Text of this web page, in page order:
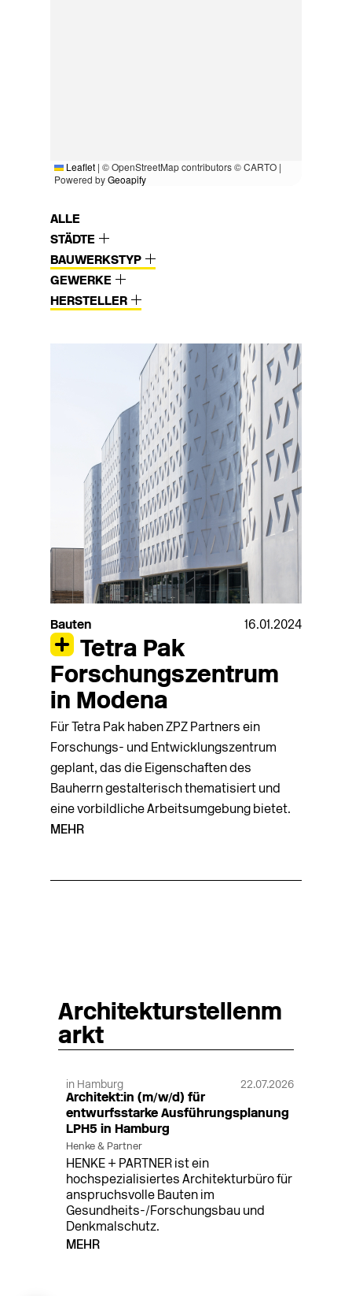
Leaflet | © OpenStreetMap contributors © CARTO |
Powered byGeoapify
ALLE
STÄDTE
BAUWERKSTYP
GEWERKE
HERSTELLER
Bauten 16.01.2024
Tetra Pak
Forschungszentrum
in Modena
Für Tetra Pak haben ZPZ Partners ein
Forschungs- und Entwicklungszentrum
geplant, das die Eigenschaften des
Bauherrn gestalterisch thematisiert und
eine vorbildliche Arbeitsumgebung bietet.
MEHR
Architekturstellenm
arkt
in Hamburg 22.07.2026
Architekt:in (m/w/d) für
entwurfsstarke Ausführungsplanung
LPH5 in Hamburg
Henke & Partner
HENKE + PARTNER ist ein
hochspezialisiertes Architekturbüro für
anspruchsvolle Bauten im
Gesundheits-/Forschungsbau und
Denkmalschutz.
MEHR